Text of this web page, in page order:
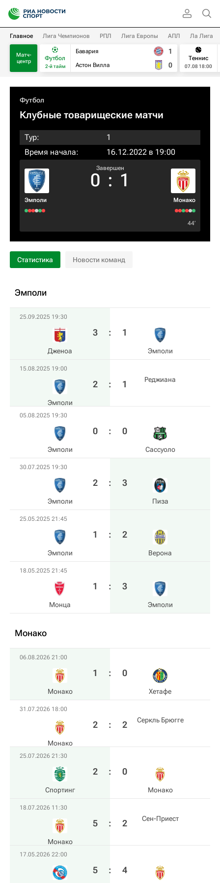
Главное Лига Чемпионов РПЛ Лига Европы АПЛ Ла Лига
Матч-
центр
Футбол
2-й тайм
Бавария
Астон Вилла
1
0
Теннис
07.08 18:00
Футбол
Клубные товарищеские матчи
Тур:
1
Время начала:
16.12.2022 в 19:00
Эмполи
Завершен
0 : 1
Монако
44‎’‎
Статистика Новости команд
Эмполи
25.09.2025 19:30
Дженоа
3 : 1
Эмполи
15.08.2025 19:00
Эмполи
2 : 1 Реджиана
05.08.2025 19:30
Эмполи
0 : 0
Сассуоло
30.07.2025 19:30
Эмполи
2 : 3
Пиза
25.05.2025 21:45
Эмполи
1 : 2
Верона
18.05.2025 21:45
Монца
1 : 3
Эмполи
Монако
06.08.2026 21:00
Монако
1 : 0
Хетафе
31.07.2026 18:00
Монако
2 : 2 Серкль Брюгге
25.07.2026 21:30
Спортинг
2 : 0
Монако
18.07.2026 11:30
Монако
5 : 2 Сен-Приест
17.05.2026 22:00
5 : 4